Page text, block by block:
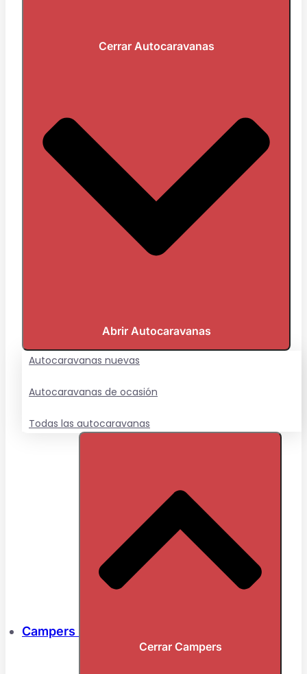
Cerrar Autocaravanas
Abrir Autocaravanas
Autocaravanas nuevas
Autocaravanas de ocasión
Todas las autocaravanas
Campers
Cerrar Campers